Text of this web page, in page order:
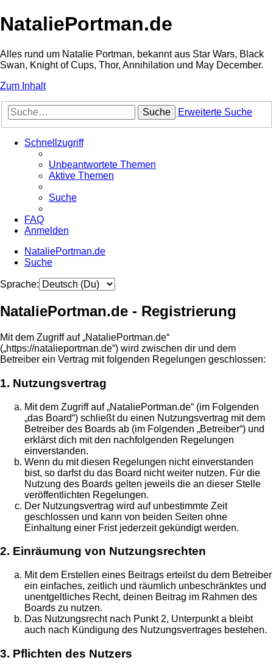
NataliePortman.de
Alles rund um Natalie Portman, bekannt aus Star Wars, Black
Swan, Knight of Cups, Thor, Annihilation und May December.
Zum Inhalt
Suche Erweiterte Suche
Schnellzugriff
Unbeantwortete Themen
Aktive Themen
Suche
FAQ
Anmelden
NataliePortman.de
Suche
Sprache:
NataliePortman.de - Registrierung
Mit dem Zugriff auf „NataliePortman.de“
(„https://natalieportman.de“) wird zwischen dir und dem
Betreiber ein Vertrag mit folgenden Regelungen geschlossen:
1. Nutzungsvertrag
Mit dem Zugriff auf „NataliePortman.de“ (im Folgenden
„das Board“) schließt du einen Nutzungsvertrag mit dem
Betreiber des Boards ab (im Folgenden „Betreiber“) und
erklärst dich mit den nachfolgenden Regelungen
einverstanden.
Wenn du mit diesen Regelungen nicht einverstanden
bist, so darfst du das Board nicht weiter nutzen. Für die
Nutzung des Boards gelten jeweils die an dieser Stelle
veröffentlichten Regelungen.
Der Nutzungsvertrag wird auf unbestimmte Zeit
geschlossen und kann von beiden Seiten ohne
Einhaltung einer Frist jederzeit gekündigt werden.
2. Einräumung von Nutzungsrechten
Mit dem Erstellen eines Beitrags erteilst du dem Betreiber
ein einfaches, zeitlich und räumlich unbeschränktes und
unentgeltliches Recht, deinen Beitrag im Rahmen des
Boards zu nutzen.
Das Nutzungsrecht nach Punkt 2, Unterpunkt a bleibt
auch nach Kündigung des Nutzungsvertrages bestehen.
3. Pflichten des Nutzers